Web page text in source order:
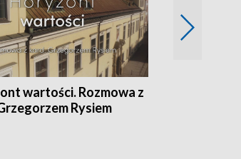
wartości. Rozmowa z
Rysiem